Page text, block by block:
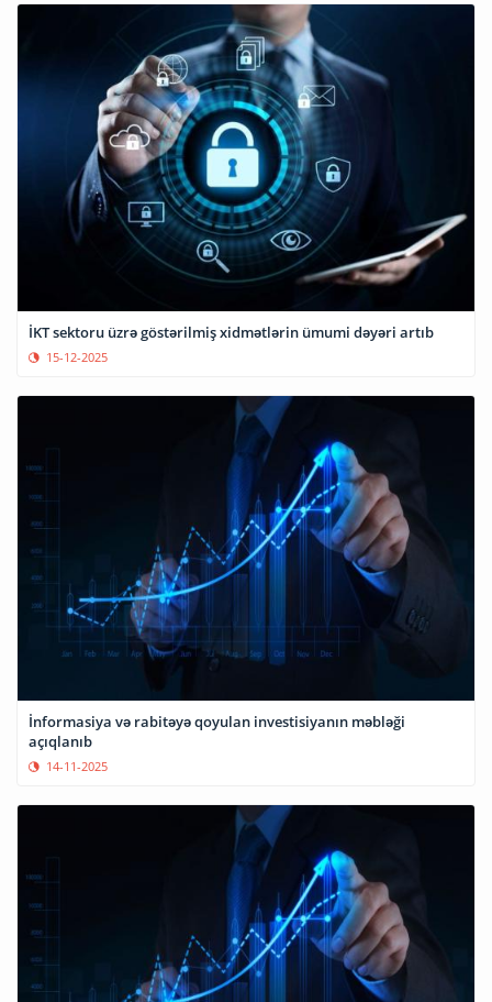
İKT sektoru üzrə göstərilmiş xidmətlərin ümumi dəyəri artıb
15-12-2025
İnformasiya və rabitəyə qoyulan investisiyanın məbləği
açıqlanıb
14-11-2025